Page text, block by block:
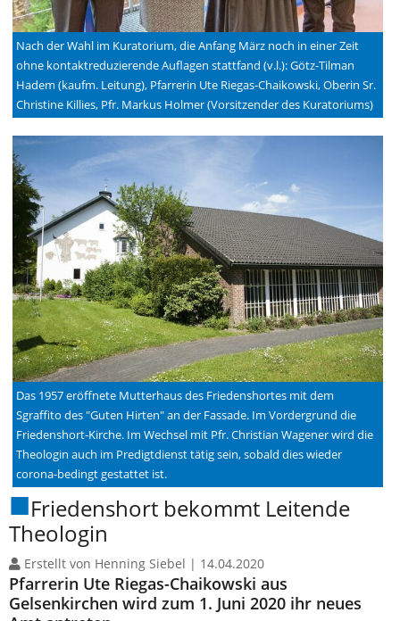
Nach der Wahl im Kuratorium, die Anfang März noch in einer Zeit
ohne kontaktreduzierende Auflagen stattfand (v.l.): Götz-Tilman
Hadem (kaufm. Leitung), Pfarrerin Ute Riegas-Chaikowski, Oberin Sr.
Christine Killies, Pfr. Markus Holmer (Vorsitzender des Kuratoriums)
Das 1957 eröffnete Mutterhaus des Friedenshortes mit dem
Sgraffito des "Guten Hirten" an der Fassade. Im Vordergrund die
Friedenshort-Kirche. Im Wechsel mit Pfr. Christian Wagener wird die
Theologin auch im Predigtdienst tätig sein, sobald dies wieder
corona-bedingt gestattet ist.
Friedenshort bekommt Leitende
Theologin
Erstellt von Henning Siebel | 14.04.2020
Pfarrerin Ute Riegas-Chaikowski aus
Gelsenkirchen wird zum 1. Juni 2020 ihr neues